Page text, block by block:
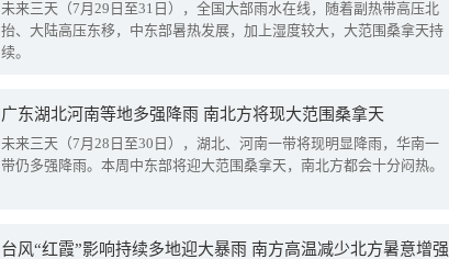
未来三天（7月29日至31日），全国大部雨水在线，随着副热带高压北
抬、大陆高压东移，中东部暑热发展，加上湿度较大，大范围桑拿天持
续。
广东湖北河南等地多强降雨 南北方将现大范围桑拿天
未来三天（7月28日至30日），湖北、河南一带将现明显降雨，华南一
带仍多强降雨。本周中东部将迎大范围桑拿天，南北方都会十分闷热。
台风“红霞”影响持续多地迎大暴雨 南方高温减少北方暑意增强